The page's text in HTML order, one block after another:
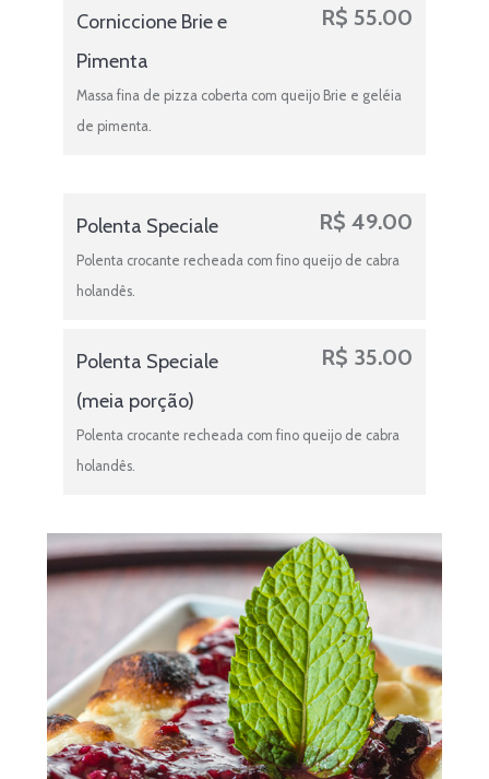
Corniccione Brie e
Pimenta
R$ 55.00
Massa fina de pizza coberta com queijo Brie e geléia
de pimenta.
Polenta Speciale R$ 49.00
Polenta crocante recheada com fino queijo de cabra
holandês.
Polenta Speciale
(meia porção)
R$ 35.00
Polenta crocante recheada com fino queijo de cabra
holandês.